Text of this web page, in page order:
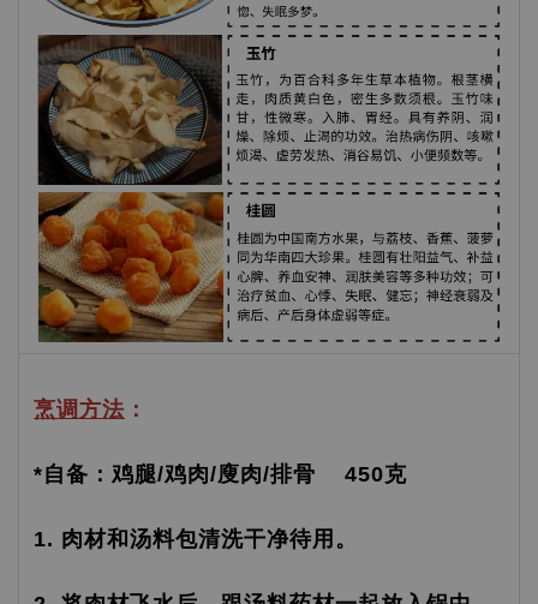
烹调方法 ：
*自备：鸡腿/鸡肉/廋肉/排骨 450克
1. 肉材和汤料包清洗干净待用。